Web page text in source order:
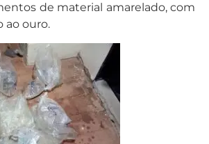
de material amarelado, com
ao ouro.